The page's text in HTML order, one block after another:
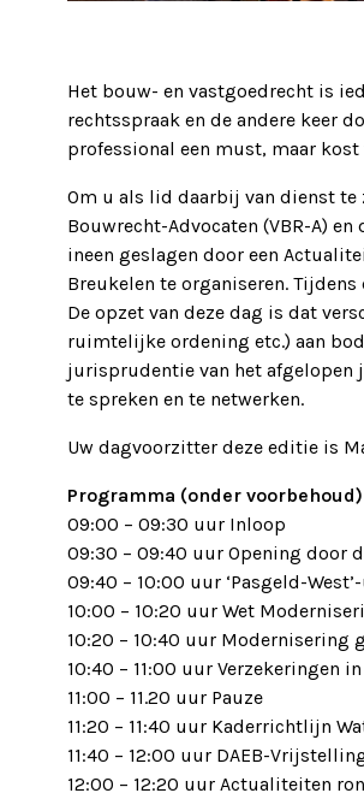
Het bouw- en vastgoedrecht is
rechtsspraak en de andere keer
professional een must, maar
Om u als lid daarbij van dienst te
Bouwrecht-Advocaten (VBR-A)
ineen geslagen door een
Breukelen te organiseren.
De opzet van deze dag is dat
ruimtelijke ordening etc.) aan
jurisprudentie van het afgelopen
te spreken en te netwerken.
Uw dagvoorzitter deze editie is
Programma (onder voorbehoud)
09:00 – 09:30 uur Inloop
09:30 – 09:40 uur Opening door
09:40 – 10:00 uur ‘Pasgeld-
10:00 – 10:20 uur Wet
10:20 – 10:40 uur Modernisering
10:40 – 11:00 uur Verzekeringen
11:00 – 11.20 uur Pauze
11:20 – 11:40 uur Kaderrichtlijn
11:40 – 12:00 uur DAEB-
12:00 – 12:20 uur Actualiteiten